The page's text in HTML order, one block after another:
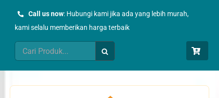
Call us now: Hubungi kami jika ada yang lebih murah,
kami selalu memberikan harga terbaik
Search
for: